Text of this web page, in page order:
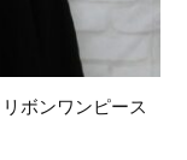
ボンワンピース